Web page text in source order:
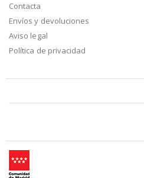
Contacta
Envíos y devoluciones
Aviso legal
Política de privacidad